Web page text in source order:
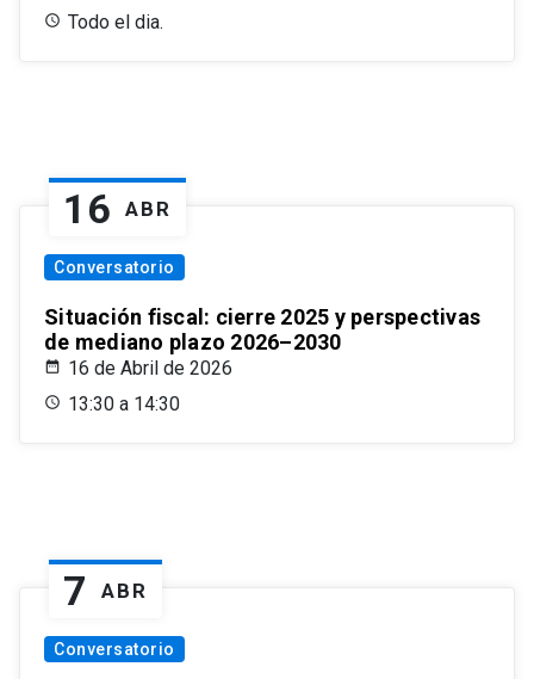
Todo el dia.
16 ABR
Conversatorio
Situación fiscal: cierre 2025 y perspectivas
de mediano plazo 2026–2030
16 de Abril de 2026
13:30 a 14:30
7 ABR
Conversatorio